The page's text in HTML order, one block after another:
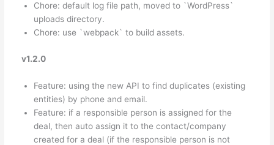
Chore: default log file path, moved to `WordPress`
uploads directory.
Chore: use `webpack` to build assets.
v1.2.0
Feature: using the new API to find duplicates (existing
entities) by phone and email.
Feature: if a responsible person is assigned for the
deal, then auto assign it to the contact/company
created for a deal (if the responsible person is not